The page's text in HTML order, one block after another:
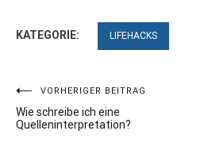
KATEGORIE: LIFEHACKS
Beitragsnavigation
VORHERIGER BEITRAG
Wie schreibe ich eine
Quelleninterpretation?